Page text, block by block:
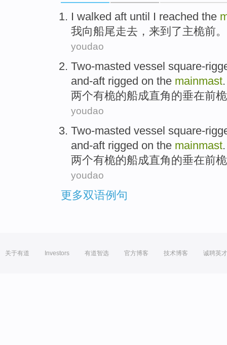
I walked aft until I reached the
我向船尾走去 ， 来到了主桅前。
youdao
Two-masted vessel square-
and-aft rigged on the mainmast.
两个有桅的船成直角的垂在前桅
youdao
Two-masted vessel square-
and-aft rigged on the mainmast.
两个有桅的船成直角的垂在前
youdao
更多双语例句
关于有道 Investors 有道智选 官方博客 技术博客 诚聘英才